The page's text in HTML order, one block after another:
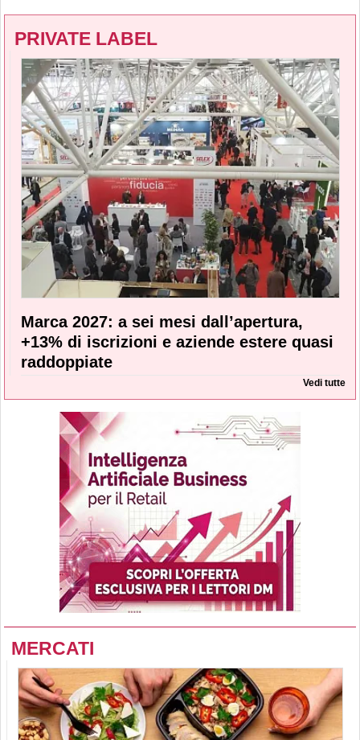
PRIVATE LABEL
Marca 2027: a sei mesi dall’apertura,
+13% di iscrizioni e aziende estere quasi
raddoppiate
Vedi tutte
MERCATI